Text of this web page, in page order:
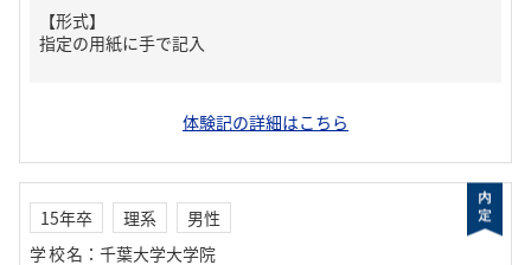
【形式】
指定の用紙に手で記入
体験記の詳細はこちら
15年卒 理系
男性
学校名 ： 千葉大学大学院